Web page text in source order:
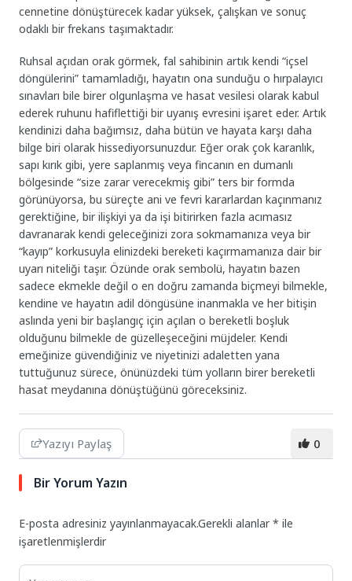
cennetine dönüştürecek kadar yüksek, çalışkan ve sonuç
odaklı bir frekans taşımaktadır.
Ruhsal açıdan orak görmek, fal sahibinin artık kendi “içsel
döngülerini” tamamladığı, hayatın ona sunduğu o hırpalayıcı
sınavları bile birer olgunlaşma ve hasat vesilesi olarak kabul
ederek ruhunu hafiflettiği bir uyanış evresini işaret eder. Artık
kendinizi daha bağımsız, daha bütün ve hayata karşı daha
bilge biri olarak hissediyorsunuzdur. Eğer orak çok karanlık,
sapı kırık gibi, yere saplanmış veya fincanın en dumanlı
bölgesinde “size zarar verecekmiş gibi” ters bir formda
görünüyorsa, bu süreçte ani ve fevri kararlardan kaçınmanız
gerektiğine, bir ilişkiyi ya da işi bitirirken fazla acımasız
davranarak kendi geleceğinizi zora sokmamanıza veya bir
“kayıp” korkusuyla elinizdeki bereketi kaçırmamanıza dair bir
uyarı niteliği taşır. Özünde orak sembolü, hayatın bazen
sadece ekmekle değil o en doğru zamanda biçmeyi bilmekle,
kendine ve hayatın adil döngüsüne inanmakla ve her bitişin
aslında yeni bir başlangıç için açılan o bereketli boşluk
olduğunu bilmekle de güzelleşeceğini müjdeler. Kendi
emeğinize güvendiğiniz ve niyetinizi adaletten yana
tuttuğunuz sürece, önünüzdeki tüm yolların birer bereketli
hasat meydanına dönüştüğünü göreceksiniz.
Yazıyı Paylaş 0
Bir Yorum Yazın
E-posta adresiniz yayınlanmayacak.Gerekli alanlar* ile
işaretlenmişlerdir